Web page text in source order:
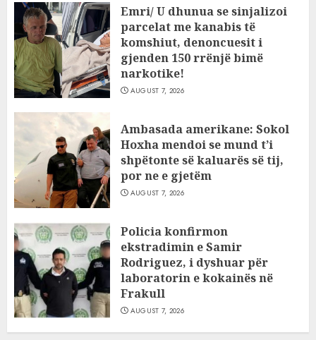
Emri/ U dhunua se sinjalizoi
parcelat me kanabis të
komshiut, denoncuesit i
gjenden 150 rrënjë bimë
narkotike!
AUGUST 7, 2026
Ambasada amerikane: Sokol
Hoxha mendoi se mund t’i
shpëtonte së kaluarës së tij,
por ne e gjetëm
AUGUST 7, 2026
Policia konfirmon
ekstradimin e Samir
Rodriguez, i dyshuar për
laboratorin e kokainës në
Frakull
AUGUST 7, 2026